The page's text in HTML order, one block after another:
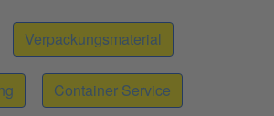
Verpackungsmaterial
Container Service